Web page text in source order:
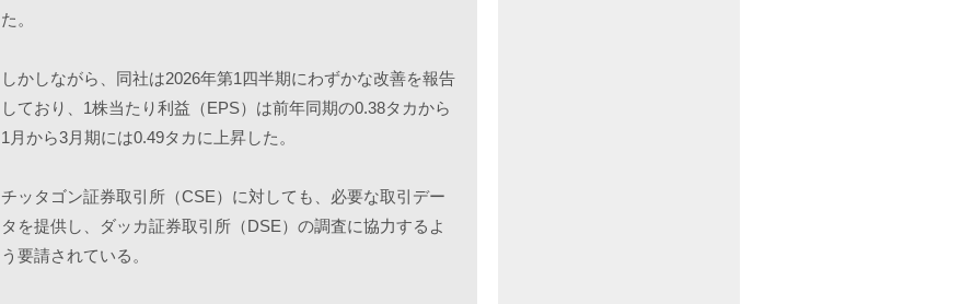
た。
しかしながら、同社は2026年第1四半期にわずかな改善を報告
しており、1株当たり利益（EPS）は前年同期の0.38タカから
1月から3月期には0.49タカに上昇した。
チッタゴン証券取引所（CSE）に対しても、必要な取引デー
タを提供し、ダッカ証券取引所（DSE）の調査に協力するよ
う要請されている。